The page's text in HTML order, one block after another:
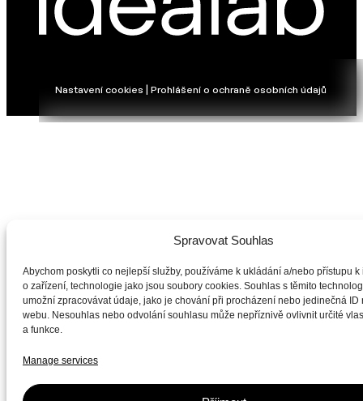
Spravovat Souhlas
Abychom poskytli co nejlepší služby, používáme k ukládání a/nebo přístupu k
o zařízení, technologie jako jsou soubory cookies. Souhlas s těmito
umožní zpracovávat údaje, jako je chování při procházení nebo jedinečná ID
webu. Nesouhlas nebo odvolání souhlasu může nepříznivě ovlivnit určité
a funkce.
Manage services
Nastavení cookies | Prohlášení o ochraně osobních údajů